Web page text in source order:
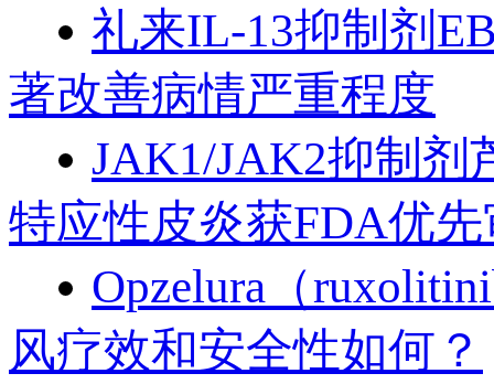
礼来IL-13抑制剂
著改善病情严重程度
JAK1/JAK2抑制剂
特应性皮炎获FDA优
Opzelura（
风疗效和安全性如何？